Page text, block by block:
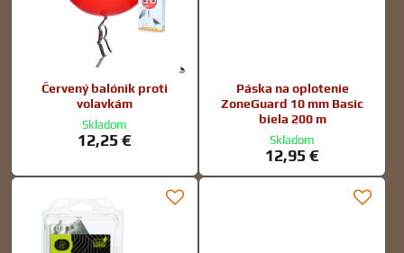
Červený balónik proti
volavkám
Skladom
12,25 €
Páska na oplotenie
ZoneGuard 10 mm Basic
biela 200 m
Skladom
12,95 €